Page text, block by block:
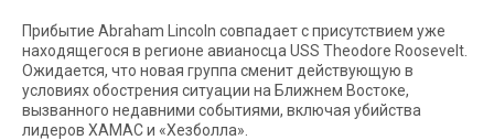
Прибытие Abraham Lincoln совпадает с присутствием уже
находящегося в регионе авианосца USS Theodore Roosevelt.
Ожидается, что новая группа сменит действующую в
условиях обострения ситуации на Ближнем Востоке,
вызванного недавними событиями, включая убийства
лидеров ХАМАС и «Хезболла».